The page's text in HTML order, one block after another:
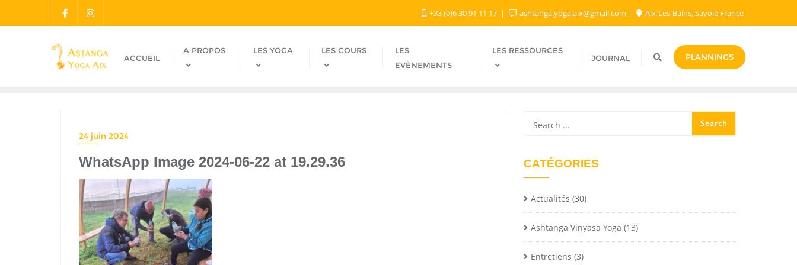
+33 (0)6 30 91 11 17 ashtanga.yoga.aix@gmail.com​ Aix-Les-Bains, Savoie France
ACCUEIL
A PROPOS LES YOGA LES COURS
LES
EVÈNEMENTS
LES RESSOURCES
JOURNAL PLANNINGS
24 juin 2024
WhatsApp Image 2024-06-22 at 19.29.36 CATÉGORIES
Actualités (30)
Ashtanga Vinyasa Yoga (13)
Entretiens (3)